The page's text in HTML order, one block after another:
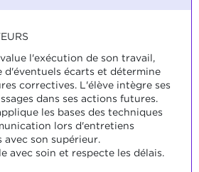
l'exécution de son travail,
d'éventuels écarts et détermine
correctives. L'élève intègre ses
dans ses actions futures.
les bases des techniques
lors d'entretiens
avec son supérieur.
avec soin et respecte les délais.